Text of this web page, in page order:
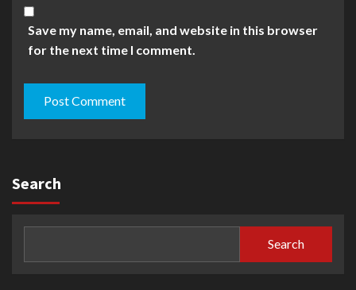
Save my name, email, and website in this browser
for the next time I comment.
Search
Search